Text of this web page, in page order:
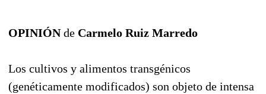
OPINIÓNde Carmelo Ruiz Marredo
Los cultivos y alimentos transgénicos
(genéticamente modificados) son objeto de intensa